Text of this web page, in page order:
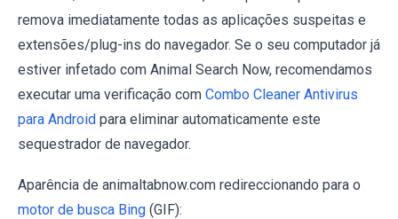
remova imediatamente todas as aplicações suspeitas e
extensões/plug-ins do navegador. Se o seu computador já
estiver infetado com Animal Search Now, recomendamos
executar uma verificação com Combo Cleaner Antivirus
para Android para eliminar automaticamente este
sequestrador de navegador.
Aparência de animaltabnow.com redireccionando para o
motor de busca Bing (GIF):